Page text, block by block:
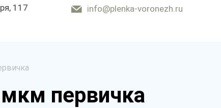
117
info@plenka-voronezh.ru
первичка